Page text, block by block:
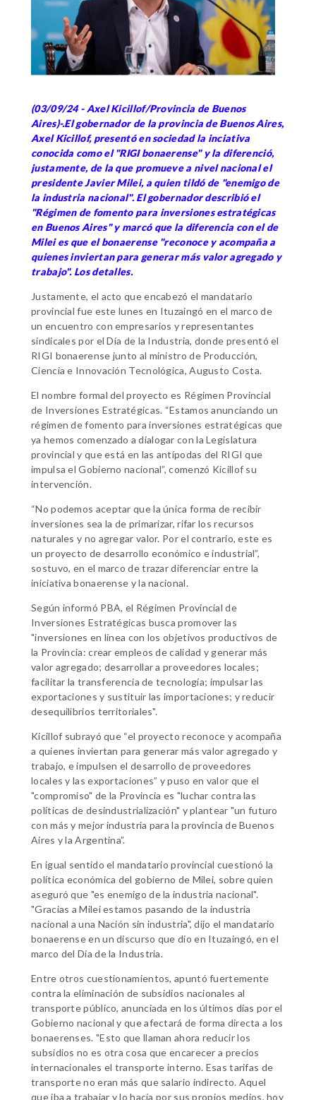
(03/09/24 - Axel Kicillof/Provincia de Buenos
Aires)-.El gobernador de la provincia de Buenos Aires,
Axel Kicillof, presentó en sociedad la inciativa
conocida como el "RIGI bonaerense" y la diferenció,
justamente, de la que promueve a nivel nacional el
presidente Javier Milei, a quien tildó de "enemigo de
la industria nacional". El gobernador describió el
"Régimen de fomento para inversiones estratégicas
en Buenos Aires" y marcó que la diferencia con el de
Milei es que el bonaerense "reconoce y acompaña a
quienes inviertan para generar más valor agregado y
trabajo". Los detalles.
Justamente, el acto que encabezó el mandatario
provincial fue este lunes en Ituzaingó en el marco de
un encuentro con empresarios y representantes
sindicales por el Día de la Industria, donde presentó el
RIGI bonaerense junto al ministro de Producción,
Ciencia e Innovación Tecnológica, Augusto Costa.
El nombre formal del proyecto es Régimen Provincial
de Inversiones Estratégicas. “Estamos anunciando un
régimen de fomento para inversiones estratégicas que
ya hemos comenzado a dialogar con la Legislatura
provincial y que está en las antípodas del RIGI que
impulsa el Gobierno nacional”, comenzó Kicillof su
intervención.
“No podemos aceptar que la única forma de recibir
inversiones sea la de primarizar, rifar los recursos
naturales y no agregar valor. Por el contrario, este es
un proyecto de desarrollo económico e industrial”,
sostuvo, en el marco de trazar diferenciar entre la
iniciativa bonaerense y la nacional.
Según informó PBA, el Régimen Provincial de
Inversiones Estratégicas busca promover las
"inversiones en línea con los objetivos productivos de
la Provincia: crear empleos de calidad y generar más
valor agregado; desarrollar a proveedores locales;
facilitar la transferencia de tecnología; impulsar las
exportaciones y sustituir las importaciones; y reducir
desequilibrios territoriales".
Kicillof subrayó que “el proyecto reconoce y acompaña
a quienes inviertan para generar más valor agregado y
trabajo, e impulsen el desarrollo de proveedores
locales y las exportaciones” y puso en valor que el
"compromiso" de la Provincia es "luchar contra las
políticas de desindustrialización" y plantear "un futuro
con más y mejor industria para la provincia de Buenos
Aires y la Argentina”.
En igual sentido el mandatario provincial cuestionó la
política económica del gobierno de Milei, sobre quien
aseguró que "es enemigo de la industria nacional".
"Gracias a Milei estamos pasando de la industria
nacional a una Nación sin industria", dijo el mandatario
bonaerense en un discurso que dio en Ituzaingó, en el
marco del Día de la Industria.
Entre otros cuestionamientos, apuntó fuertemente
contra la eliminación de subsidios nacionales al
transporte público, anunciada en los últimos días por el
Gobierno nacional y que afectará de forma directa a los
bonaerenses. "Esto que llaman ahora reducir los
subsidios no es otra cosa que encarecer a precios
internacionales el transporte interno. Esas tarifas de
transporte no eran más que salario indirecto. Aquel
que iba a trabajar y lo hacía por sus propios medios, hoy